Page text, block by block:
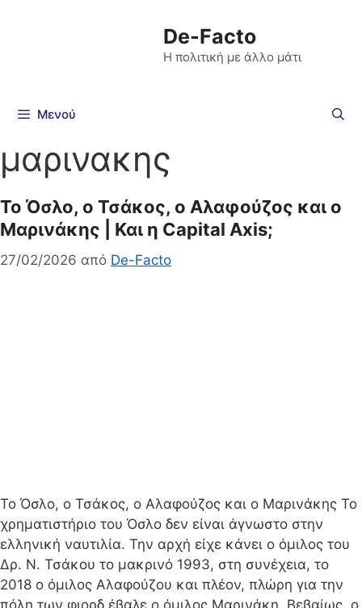
De-Facto
Η πολιτική με άλλο μάτι
Μενού
μαρινακης
Το Όσλο, ο Τσάκος, ο Αλαφούζος και ο
Μαρινάκης | Και η Capital Axis;
27/02/2026 από De-Facto
Το Όσλο, ο Τσάκος, ο Αλαφούζος και ο Μαρινάκης Το
χρηματιστήριο του Όσλο δεν είναι άγνωστο στην
ελληνική ναυτιλία. Την αρχή είχε κάνει ο όμιλος του
Δρ. Ν. Τσάκου το μακρινό 1993, στη συνέχεια, το
2018 ο όμιλος Αλαφούζου και πλέον, πλώρη για την
πόλη των φιορδ έβαλε ο όμιλος Μαρινάκη. Βεβαίως, ο